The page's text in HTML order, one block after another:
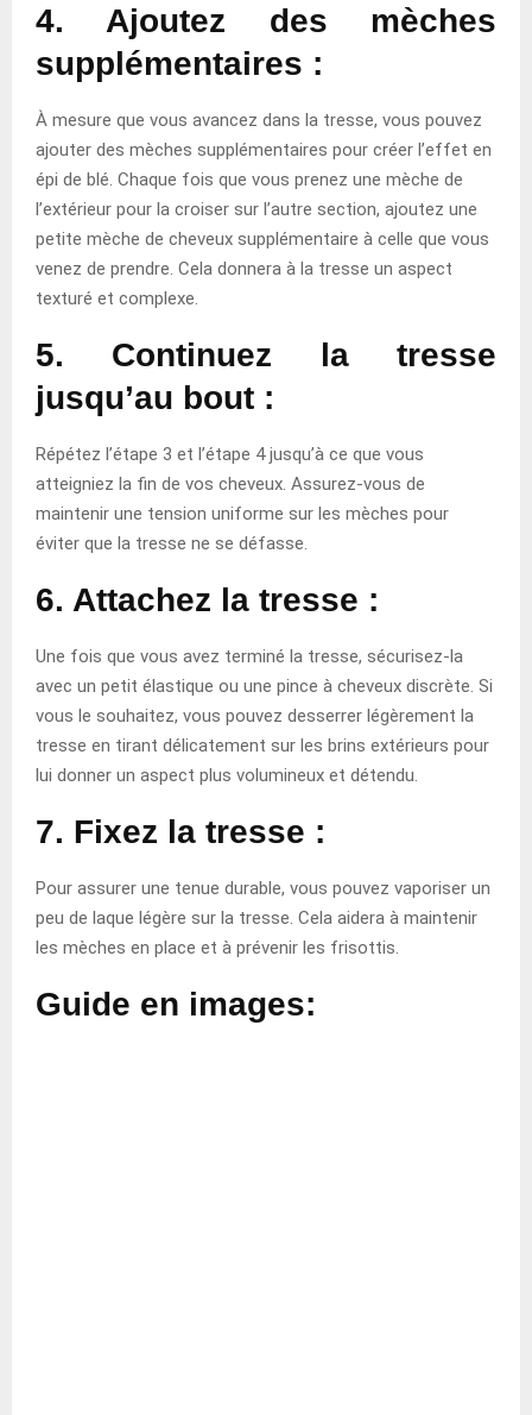
4. Ajoutez des mèches
supplémentaires :
À mesure que vous avancez dans la tresse, vous pouvez
ajouter des mèches supplémentaires pour créer l’effet en
épi de blé. Chaque fois que vous prenez une mèche de
l’extérieur pour la croiser sur l’autre section, ajoutez une
petite mèche de cheveux supplémentaire à celle que vous
venez de prendre. Cela donnera à la tresse un aspect
texturé et complexe.
5. Continuez la tresse
jusqu’au bout :
Répétez l’étape 3 et l’étape 4 jusqu’à ce que vous
atteigniez la fin de vos cheveux. Assurez-vous de
maintenir une tension uniforme sur les mèches pour
éviter que la tresse ne se défasse.
6. Attachez la tresse :
Une fois que vous avez terminé la tresse, sécurisez-la
avec un petit élastique ou une pince à cheveux discrète. Si
vous le souhaitez, vous pouvez desserrer légèrement la
tresse en tirant délicatement sur les brins extérieurs pour
lui donner un aspect plus volumineux et détendu.
7. Fixez la tresse :
Pour assurer une tenue durable, vous pouvez vaporiser un
peu de laque légère sur la tresse. Cela aidera à maintenir
les mèches en place et à prévenir les frisottis.
Guide en images: